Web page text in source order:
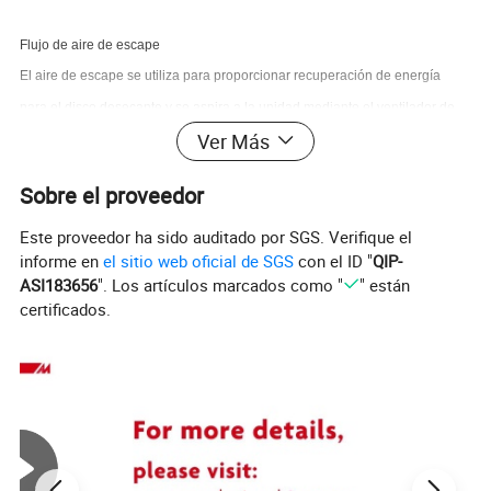
Flujo de aire de escape
El aire de escape se utiliza para proporcionar recuperación de energía
recuperación de energía.
El aire se calienta mientras pasa por la bobina de regeneración.
El aire caliente elimina la humedad que la rueda desecante adsorbe del
Ver Más
Sobre el proveedor
Este proveedor ha sido auditado por SGS. Verifique el
informe enel sitio web oficial de SGS con el ID "QIP-
ASI183656". Los artículos marcados como "
" están
certificados.